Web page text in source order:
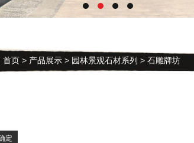
首页 > 产品展示 > 园林景观石材系列 > 石雕牌坊